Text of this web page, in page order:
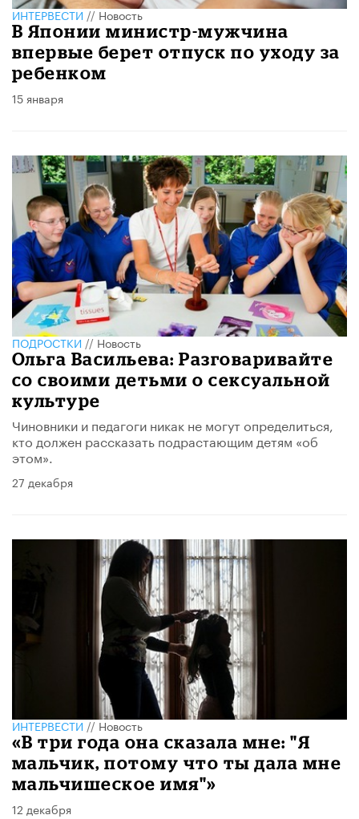
ИНТЕРВЕСТИ//Новость
В Японии министр-мужчина
впервые берет отпуск по уходу за
ребенком
15 января
ПОДРОСТКИ//Новость
Ольга Васильева: Разговаривайте
со своими детьми о сексуальной
культуре
Чиновники и педагоги никак не могут определиться,
кто должен рассказать подрастающим детям «об
этом».
27 декабря
ИНТЕРВЕСТИ//Новость
«В три года она сказала мне: "Я
мальчик, потому что ты дала мне
мальчишеское имя"»
12 декабря